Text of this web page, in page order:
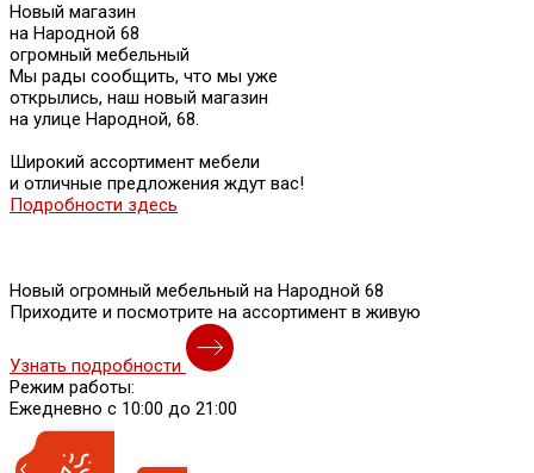
Новый магазин
на Народной 68
огромный мебельный
Мы рады сообщить, что мы уже
открылись, наш новый магазин
на улице Народной, 68.
Широкий ассортимент мебели
и отличные предложения ждут вас!
Подробности здесь
Новый огромный мебельный на Народной 68
Приходите и посмотрите на ассортимент в живую
Узнать подробности
Режим работы:
Ежедневно с 10:00 до 21:00